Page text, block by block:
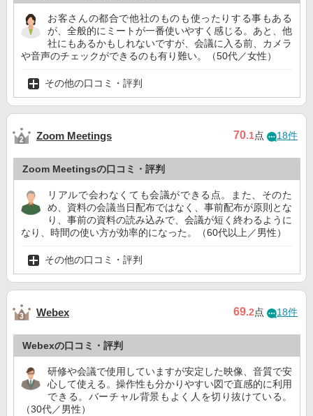
お客さんの都合で他社のものも使ったりする事もある
が、全般的にミートが一番使いやすく感じる。あと、他
社にもあるかもしれないですが、会議に入る前、カメラ
や音声のチェックができるのも有り難い。（50代／女性）
その他の口コミ・評判
Zoom Meetings 70.1点 18件
Zoom Meetingsの口コミ・評判
リアルで会わなくても会議ができる点。また、そのた
め、資料の会議当日配布ではなく、事前配布が原則とな
り、事前の資料の読み込みで、会議が短く終わるように
なり、時間の使い方が効率的になった。（60代以上／男性）
その他の口コミ・評判
Webex 69.2点 18件
Webexの口コミ・評判
研修や会議で使用していますが安定した映像、音質で安
心して使える。操作性も分かりやすい図で直感的に利用
できる。バーチャル背景もよく人を切り抜けている。
（30代／男性）